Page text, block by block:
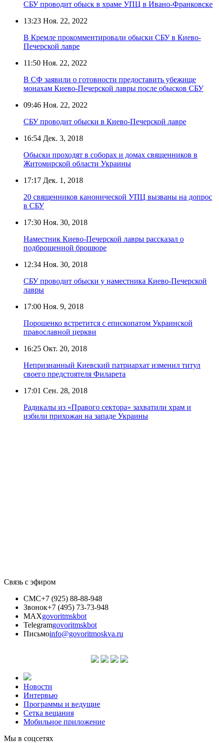
СБУ проводит обыск в храме УПЦ в Ивано-Франковске
13:23 Ноя. 22, 2022
В Кремле прокомментировали обыски СБУ в Киево-
Печерской лавре
11:50 Ноя. 22, 2022
В СФ заявили о готовности предоставить убежище
монахам Киево-Печерской лавры после обысков СБУ
09:46 Ноя. 22, 2022
СБУ проводит обыски в Киево-Печерской лавре
16:54 Дек. 3, 2018
Обыски проходят в соборах и домах священников в
Житомирской области Украины
17:17 Дек. 1, 2018
20 священников канонической УПЦ вызваны на допрос
в СБУ
17:30 Ноя. 30, 2018
Наместник Киево-Печерской лавры рассказал о
подброшенной брошюре
12:34 Ноя. 30, 2018
СБУ проводит обыски у наместника Киево-Печерской
лавры
17:00 Ноя. 9, 2018
Порошенко встретится с епископатом Украинской
православной церкви
16:25 Окт. 20, 2018
Непризнанный Киевский патриархат изменил титул
своего предстоятеля Филарета
17:01 Сен. 28, 2018
Радикалы из «Правого сектора» захватили храм и
избили прихожан на западе Украины
Связь с эфиром
СМС+7 (925) 88-88-948
Звонок+7 (495) 73-73-948
MAXgovoritmskbot
Telegramgovoritmskbot
Письмоinfo@govoritmoskva.ru
Новости
Интервью
Программы и ведущие
Сетка вещания
Мобильное приложение
Мы в соцсетях